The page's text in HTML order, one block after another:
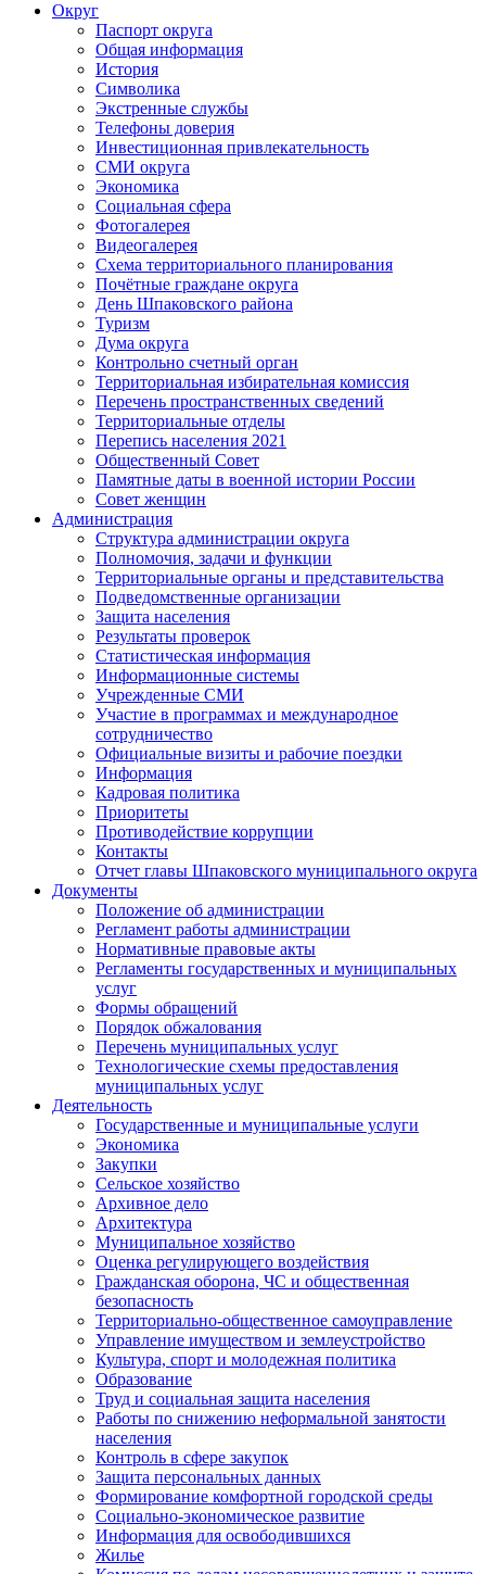
Округ
Паспорт округа
Общая информация
История
Символика
Экстренные службы
Телефоны доверия
Инвестиционная привлекательность
СМИ округа
Экономика
Социальная сфера
Фотогалерея
Видеогалерея
Схема территориального планирования
Почётные граждане округа
День Шпаковского района
Туризм
Дума округа
Контрольно счетный орган
Территориальная избирательная комиссия
Перечень пространственных сведений
Территориальные отделы
Перепись населения 2021
Общественный Совет
Памятные даты в военной истории России
Совет женщин
Администрация
Структура администрации округа
Полномочия, задачи и функции
Территориальные органы и представительства
Подведомственные организации
Защита населения
Результаты проверок
Статистическая информация
Информационные системы
Учрежденные СМИ
Участие в программах и международное
сотрудничество
Официальные визиты и рабочие поездки
Информация
Кадровая политика
Приоритеты
Противодействие коррупции
Контакты
Отчет главы Шпаковского муниципального округа
Документы
Положение об администрации
Регламент работы администрации
Нормативные правовые акты
Регламенты государственных и муниципальных
услуг
Формы обращений
Порядок обжалования
Перечень муниципальных услуг
Технологические схемы предоставления
муниципальных услуг
Деятельность
Государственные и муниципальные услуги
Экономика
Закупки
Сельское хозяйство
Архивное дело
Архитектура
Муниципальное хозяйство
Оценка регулирующего воздействия
Гражданская оборона, ЧС и общественная
безопасность
Территориально-общественное самоуправление
Управление имуществом и землеустройство
Культура, спорт и молодежная политика
Образование
Труд и социальная защита населения
Работы по снижению неформальной занятости
населения
Контроль в сфере закупок
Защита персональных данных
Формирование комфортной городской среды
Социально-экономическое развитие
Информация для освободившихся
Жилье